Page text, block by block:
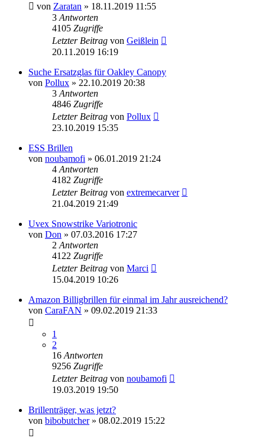
von Zaratan » 18.11.2019 11:55
3 Antworten
4105 Zugriffe
Letzter Beitrag von Geißlein
20.11.2019 16:19
Suche Ersatzglas für Oakley Canopy
von Pollux » 22.10.2019 20:38
3 Antworten
4846 Zugriffe
Letzter Beitrag von Pollux
23.10.2019 15:35
ESS Brillen
von noubamofi » 06.01.2019 21:24
4 Antworten
4182 Zugriffe
Letzter Beitrag von extremecarver
21.04.2019 21:49
Uvex Snowstrike Variotronic
von Don » 07.03.2016 17:27
2 Antworten
4122 Zugriffe
Letzter Beitrag von Marci
15.04.2019 10:26
Amazon Billigbrillen für einmal im Jahr ausreichend?
von CaraFAN » 09.02.2019 21:33
1
2
16 Antworten
9256 Zugriffe
Letzter Beitrag von noubamofi
19.03.2019 19:50
Brillenträger, was jetzt?
von bibobutcher» 08.02.2019 15:22